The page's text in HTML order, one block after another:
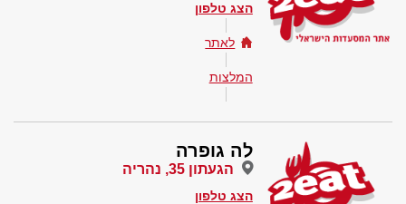
הצג טלפון
לאתר
המלצות
לה גופרה
הגעתון 35, נהריה
הצג טלפון